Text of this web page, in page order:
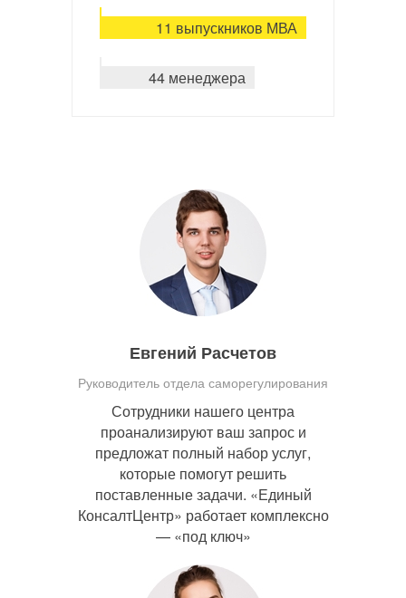
11 выпускников МВА
44 менеджера
Евгений Расчетов
Руководитель отдела саморегулирования
Сотрудники нашего центра
проанализируют ваш запрос и
предложат полный набор услуг,
которые помогут решить
поставленные задачи. «Единый
КонсалтЦентр» работает комплексно
— «под ключ»